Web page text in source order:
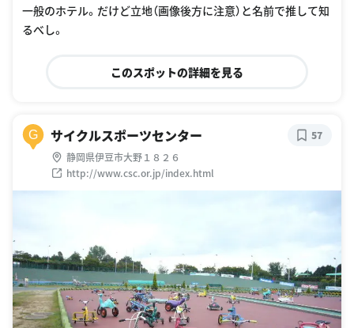
一般のホテル。だけど立地（画像後方に注意）と名前で推して知
るべし。
このスポットの詳細を見る
G サイクルスポーツセンター
静岡県伊豆市大野１８２６
http://www.csc.or.jp/index.html
57